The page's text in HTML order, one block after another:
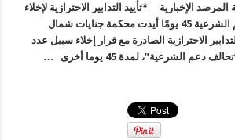
الإخبارية *تأييد التدابير الاحترازية لإخلاء
سبيل متهمى تحالف دعم الشرعية 45 يومًا أيدت محكمة جنايات شمال
الاحترازية الصادرة مع قرار إخلاء سبيل عدد
الشرعية”، لمدة 45 يوما أخرى …